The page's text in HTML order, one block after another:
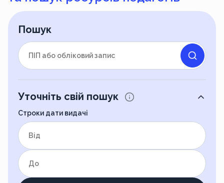
Пошук
Уточніть свій пошук
Строки дати видачі